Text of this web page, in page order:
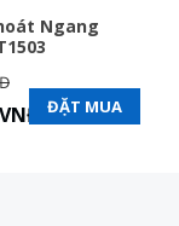
Ngang
ĐẶT MUA